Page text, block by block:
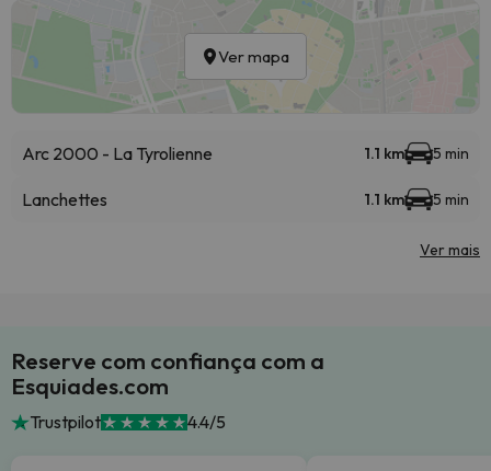
Ver mapa
Arc 2000 - La Tyrolienne 1.1 km 5 min
Lanchettes 1.1 km 5 min
Ver mais
Reserve com confiança com a
Esquiades.com
Trustpilot 4.4/5